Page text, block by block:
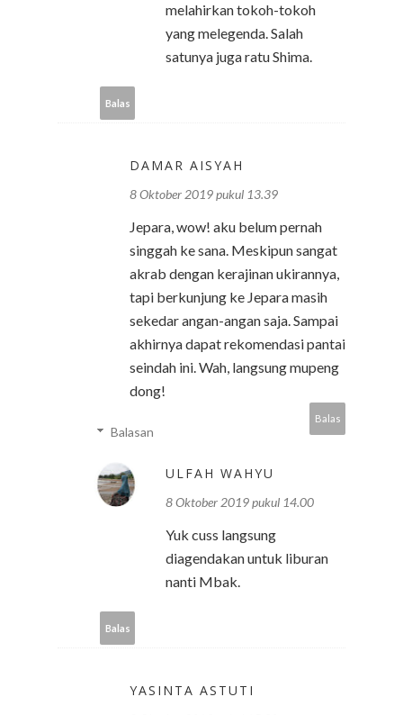
melahirkan tokoh-tokoh
yang melegenda. Salah
satunya juga ratu Shima.
Balas
DAMAR AISYAH
8 Oktober 2019 pukul 13.39
Jepara, wow! aku belum pernah
singgah ke sana. Meskipun sangat
akrab dengan kerajinan ukirannya,
tapi berkunjung ke Jepara masih
sekedar angan-angan saja. Sampai
akhirnya dapat rekomendasi pantai
seindah ini. Wah, langsung mupeng
dong!
Balas
Balasan
ULFAH WAHYU
8 Oktober 2019 pukul 14.00
Yuk cuss langsung
diagendakan untuk liburan
nanti Mbak.
Balas
YASINTA ASTUTI